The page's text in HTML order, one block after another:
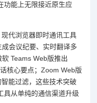
功能上无限接近原生应
代浏览器即时通讯工具
会议纪要、实时翻译多
Teams Web版推出
核心要点；Zoom Web版
能过滤，这些技术突破
具从单纯的通信渠道升级